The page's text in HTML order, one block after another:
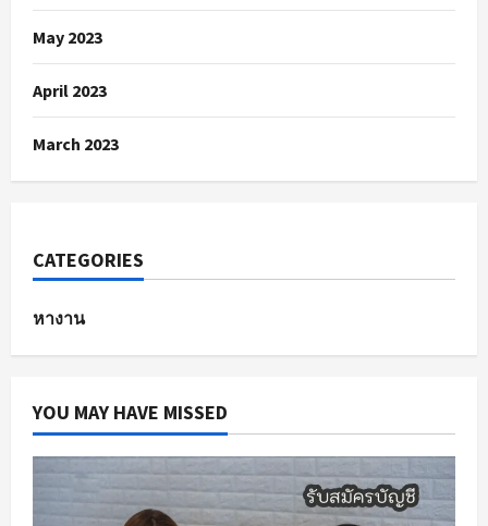
May 2023
April 2023
March 2023
CATEGORIES
หางาน
YOU MAY HAVE MISSED